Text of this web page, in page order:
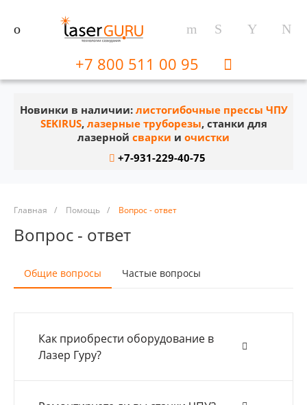
+7 800 511 00 95
Новинки в наличии: листогибочные прессы ЧПУ
SEKIRUS, лазерные труборезы, станки для
лазерной сварки и очистки
+7-931-229-40-75
Главная / Помощь / Вопрос - ответ
Вопрос - ответ
Общие вопросы Частые вопросы
Как приобрести оборудование в
Лазер Гуру?